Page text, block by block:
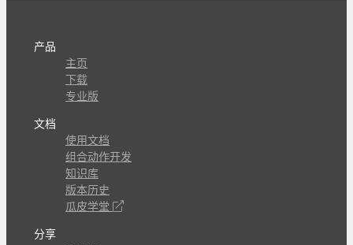
产品
主页
下载
专业版
文档
使用文档
组合动作开发
知识库
版本历史
瓜皮学堂
分享